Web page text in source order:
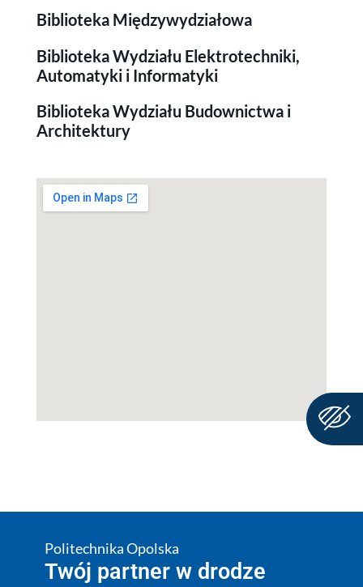
Biblioteka Międzywydziałowa
Biblioteka Wydziału Elektrotechniki,
Automatyki i Informatyki
Biblioteka Wydziału Budownictwa i
Architektury
Politechnika Opolska
Twój partner w drodze